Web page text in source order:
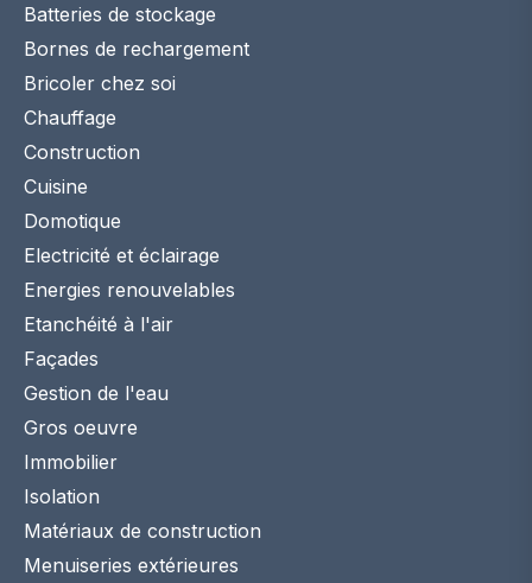
Batteries de stockage
Bornes de rechargement
Bricoler chez soi
Chauffage
Construction
Cuisine
Domotique
Electricité et éclairage
Energies renouvelables
Etanchéité à l'air
Façades
Gestion de l'eau
Gros oeuvre
Immobilier
Isolation
Matériaux de construction
Menuiseries extérieures